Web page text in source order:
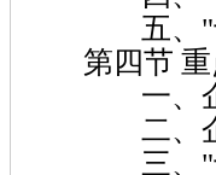
五、"十五
第四节 重
一、企
二、企
三、"十